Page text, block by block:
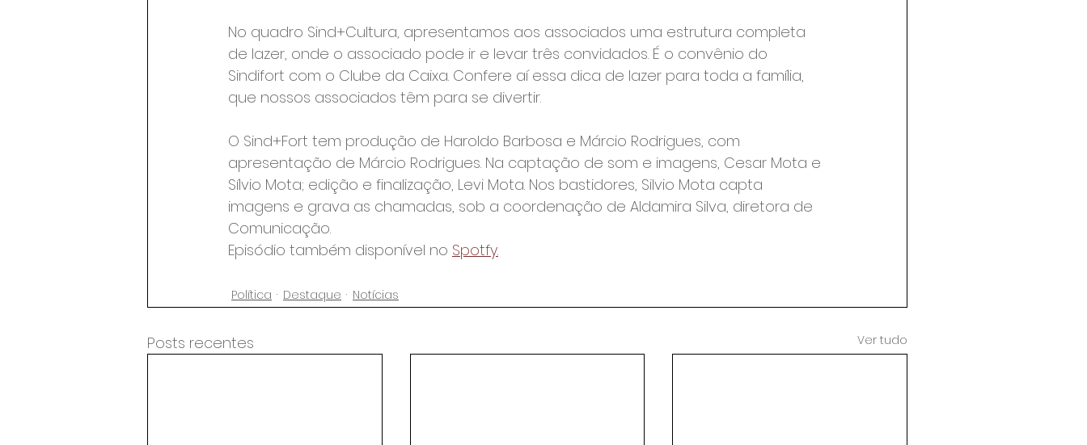
No quadro Sind+Cultura, apresentamos aos associados uma estrutura completa
de lazer, onde o associado pode ir e levar três convidados. É o convênio do
Sindifort com o Clube da Caixa. Confere aí essa dica de lazer para toda a família,
que nossos associados têm para se divertir.
O Sind+Fort tem produção de Haroldo Barbosa e Márcio Rodrigues, com
apresentação de Márcio Rodrigues. Na captação de som e imagens, Cesar Mota e
Sílvio Mota; edição e finalização, Levi Mota. Nos bastidores, Silvio Mota capta
imagens e grava as chamadas, sob a coordenação de Aldamira Silva, diretora de
Comunicação.
Episódio também disponível no Spotfy.
Política Destaque Notícias
Posts recentes Ver tudo